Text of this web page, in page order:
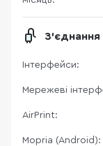
З'єднання
Інтерфейси:
Мережеві
AirPrint:
Mopria (Android):